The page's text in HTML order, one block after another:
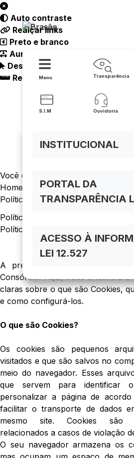
Menu Transparência
S.I.M Ouvidoria
INSTITUCIONAL
PORTAL DA
TRANSPARÊNCIA
ACESSO À
LEI 12.527
Auto contraste
Realçar links
Preto e branco
Aumentar espaçamento
Destacando cursor
Regua guia
Você está navegando em:
Home
Política De Privacidade
Política de Privacidade
Política de Privacidade
POLÍTICA DE
A presente Política de
Consórcio. Aqui, você encontrará
claras sobre o que são Cookies,
e como configurá-los.
O que são Cookies?
Os cookies são pequenos
visitados e que são salvos no
meio do navegador. Esses
que servem para identificar
personalizar a página de
facilitar o transporte de dados
mesmo site. Cookies são
relacionados a casos de violação
O seu navegador armazena os